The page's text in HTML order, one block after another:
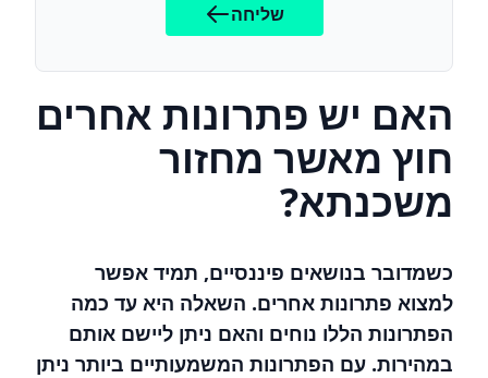
שליחה
האם יש פתרונות אחרים
חוץ מאשר מחזור
משכנתא?
כשמדובר בנושאים פיננסיים, תמיד אפשר
למצוא פתרונות אחרים. השאלה היא עד כמה
הפתרונות הללו נוחים והאם ניתן ליישם אותם
במהירות. עם הפתרונות המשמעותיים ביותר ניתן